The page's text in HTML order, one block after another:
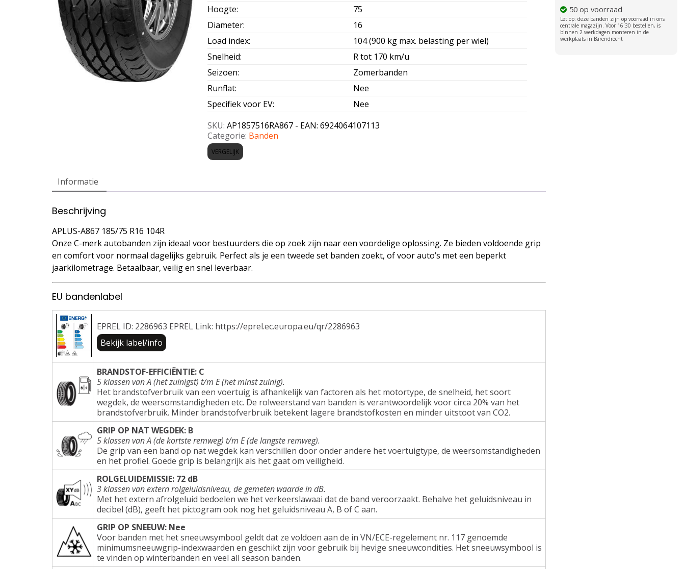
Hoogte:
75
Diameter:
16
Load index:
104 (900 kg max. belasting per wiel)
Snelheid:
R tot 170 km/u
Seizoen:
Zomerbanden
Runflat:
Nee
Specifiek voor EV:
Nee
SKU: AP1857516RA867 - EAN: 6924064107113
Categorie: Banden
VERGELIJK
50 op voorraad
Informatie
Beschrijving
APLUS-A867 185/75 R16 104R
Onze C-merk autobanden zijn ideaal voor bestuurders die op zoek zijn naar een voordelige oplossing. Ze bieden voldoende grip
en comfort voor normaal dagelijks gebruik. Perfect als je een tweede set banden zoekt, of voor auto’s met een beperkt
jaarkilometrage. Betaalbaar, veilig en snel leverbaar.
EU bandenlabel
EPREL ID: 2286963 EPREL Link: https://eprel.ec.europa.eu/qr/2286963
Bekijk label/info
BRANDSTOF-EFFICIËNTIE: C
5 klassen van A (het zuinigst) t/m E (het minst zuinig).
Het brandstofverbruik van een voertuig is afhankelijk van factoren als het motortype, de snelheid, het soort
wegdek, de weersomstandigheden etc. De rolweerstand van banden is verantwoordelijk voor circa 20% van het
brandstofverbruik. Minder brandstofverbruik betekent lagere brandstofkosten en minder uitstoot van CO2.
GRIP OP NAT WEGDEK: B
5 klassen van A (de kortste remweg) t/m E (de langste remweg).
De grip van een band op nat wegdek kan verschillen door onder andere het voertuigtype, de weersomstandigheden
en het profiel. Goede grip is belangrijk als het gaat om veiligheid.
ROLGELUIDEMISSIE: 72 dB
3 klassen van extern rolgeluidsniveau, de gemeten waarde in dB.
Met het extern afrolgeluid bedoelen we het verkeerslawaai dat de band veroorzaakt. Behalve het geluidsniveau in
decibel (dB), geeft het pictogram ook nog het geluidsniveau A, B of C aan.
GRIP OP SNEEUW: Nee
Voor banden met het sneeuwsymbool geldt dat ze voldoen aan de in VN/ECE-regelement nr. 117 genoemde
minimumsneeuwgrip-indexwaarden en geschikt zijn voor gebruik bij hevige sneeuwcondities. Het sneeuwsymbool is
te vinden op winterbanden en veel all season banden.